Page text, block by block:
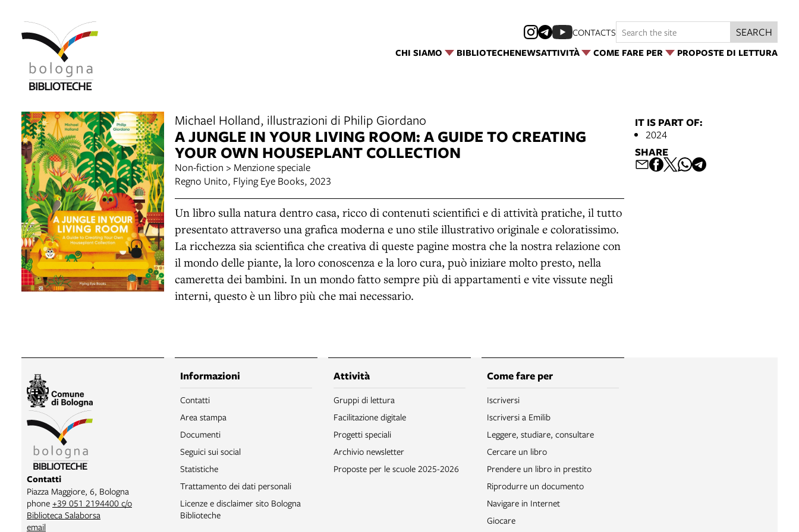
CHI SIAMO BIBLIOTECHENEWSATTIVITÀ COME FARE PER PROPOSTE DI LETTURA
CONTACTS SEARCH
Michael Holland, illustrazioni di Philip Giordano
A JUNGLE IN YOUR LIVING ROOM: A GUIDE TO CREATING
YOUR OWN HOUSEPLANT COLLECTION
Non-fiction > Menzione speciale
Regno Unito, Flying Eye Books, 2023
Un libro sulla natura dentro casa, ricco di contenuti scientifici e di attività pratiche, il tutto
presentato attraverso una grafica moderna e uno stile illustrativo originale e coloratissimo.
La ricchezza sia scientifica che creativa di queste pagine mostra che la nostra relazione con
il mondo delle piante, la loro conoscenza e la loro cura, può iniziare molto presto, nella
cameretta dei bambini. In un mondo fatto sempre più di appartamenti e vite vissute negli
interni, questo è un libro più che mai necessario.
IT IS PART OF:
2024
SHARE
Contatti
Piazza Maggiore, 6, Bologna
phone +39 051 2194400 c/o
Biblioteca Salaborsa
email
Informazioni
Contatti
Area stampa
Documenti
Seguici sui social
Statistiche
Trattamento dei dati personali
Licenze e disclaimer sito Bologna
Biblioteche
Attività
Gruppi di lettura
Facilitazione digitale
Progetti speciali
Archivio newsletter
Proposte per le scuole 2025-2026
Come fare per
Iscriversi
Iscriversi a Emilib
Leggere, studiare, consultare
Cercare un libro
Prendere un libro in prestito
Riprodurre un documento
Navigare in Internet
Giocare